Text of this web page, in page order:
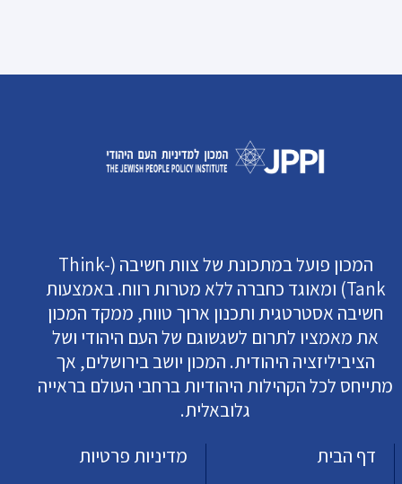
המכון פועל במתכונת של צוות חשיבה (Think-
Tank) ומאוגד כחברה ללא מטרות רווח. באמצעות
חשיבה אסטרטגית ותכנון ארוך טווח, ממקד המכון
את מאמציו לתרום לשגשוגם של העם היהודי ושל
הציביליזציה היהודית. המכון יושב בירושלים, אך
מתייחס לכל הקהילות היהודיות ברחבי העולם בראייה
גלובאלית.
דף הבית
מדיניות פרטיות